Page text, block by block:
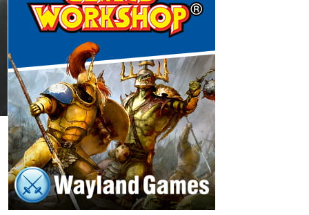
n
n
e
l